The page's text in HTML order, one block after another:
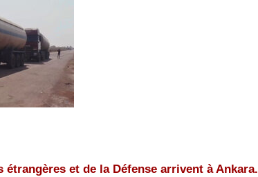
et de la Défense arrivent à Ankara.